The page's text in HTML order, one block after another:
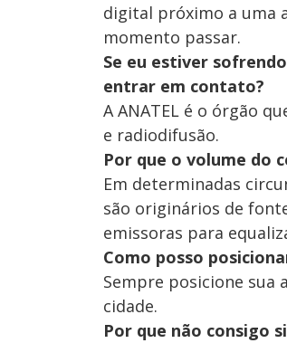
digital próximo a uma
momento passar.
Se eu estiver
entrar em contato?
A ANATEL é o órgão
e radiodifusão.
Por que o volume do
Em determinadas
são originários de
emissoras para
Como posso
Sempre posicione sua
cidade.
Por que não consigo